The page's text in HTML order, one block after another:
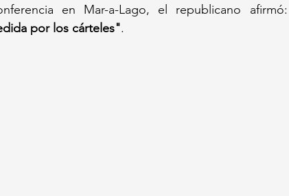
en Mar-a-Lago, el republicano afirmó:
por los cárteles".